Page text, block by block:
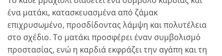
ένα ματάκι, κατασκευασμένα από ζάμακ
επιχρυσωμένο, προσδίδοντας λάμψη και πολυτέλεια
στο σχέδιο. Το ματάκι προσφέρει έναν συμβολισμό
προστασίας, ενώ η καρδιά εκφράζει την αγάπη και τη